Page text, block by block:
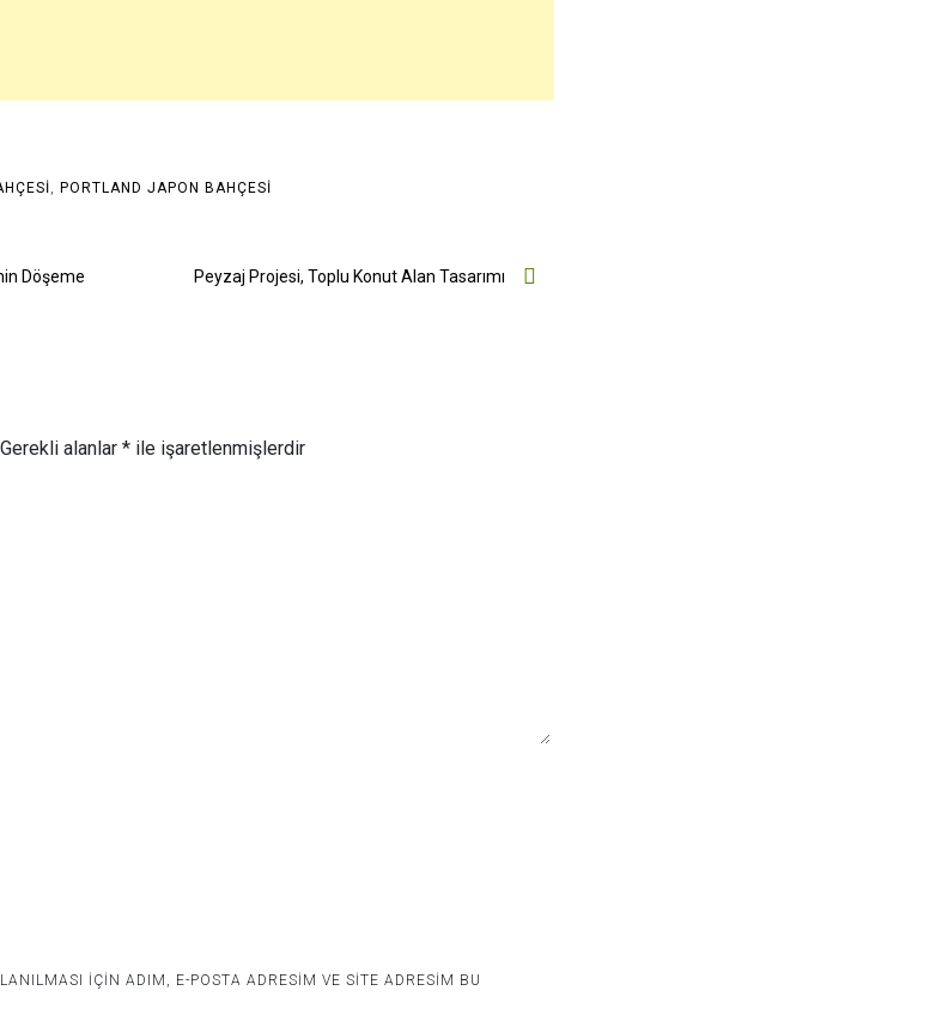
PORTLAND JAPON BAHÇESI
Döşeme
Peyzaj Projesi, Toplu Konut Alan Tasarımı
Gerekli alanlar * ile işaretlenmişlerdir
IÇIN ADIM, E-POSTA ADRESIM VE SITE ADRESIM BU